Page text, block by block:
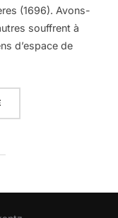
(1696). Avons-
souffrent à
d’espace de